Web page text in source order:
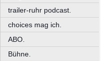
trailer-ruhr podcast.
choices mag ich.
ABO.
Bühne.